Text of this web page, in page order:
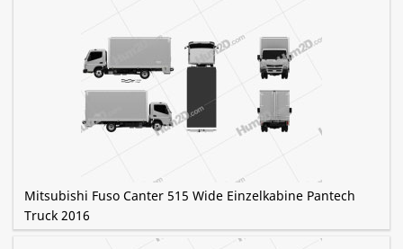
Mitsubishi Fuso Canter 515 Wide Einzelkabine Pantech
Truck 2016